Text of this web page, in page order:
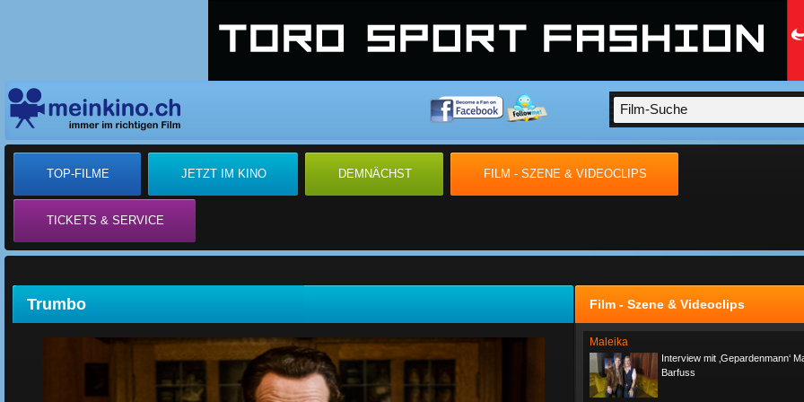
TOP-FILME JETZT IM KINO DEMNÄCHST FILM - SZENE & VIDEOCLIPS
TICKETS & SERVICE
Film - Szene & Videoclips
Maleika
Interview mit ‚Gepardenmann‘
Barfuss
Trumbo